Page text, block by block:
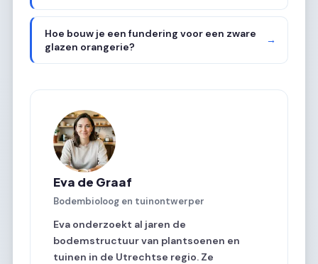
Hoe bouw je een fundering voor een zware
glazen orangerie?
→
Eva de Graaf
Bodembioloog en tuinontwerper
Eva onderzoekt al jaren de
bodemstructuur van plantsoenen en
tuinen in de Utrechtse regio. Ze